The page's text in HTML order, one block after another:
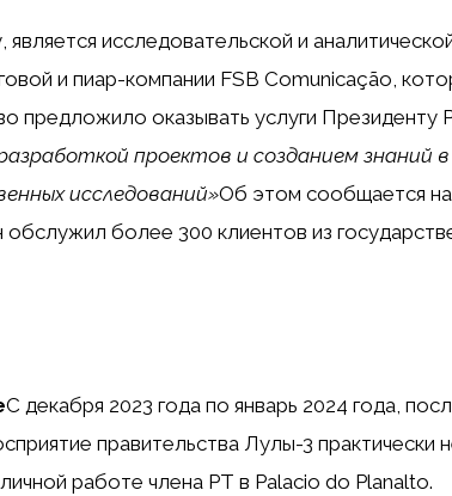
является исследовательской и
и пиар-компании FSB Comunicação,
предложило оказывать услуги Президенту
проектов и созданием знаний
исследований»Об этом сообщается на
более 300 клиентов из
С декабря 2023 года по январь 2024 года,
правительства Лулы-3 практически
работе члена PT в Palacio do Planalto.